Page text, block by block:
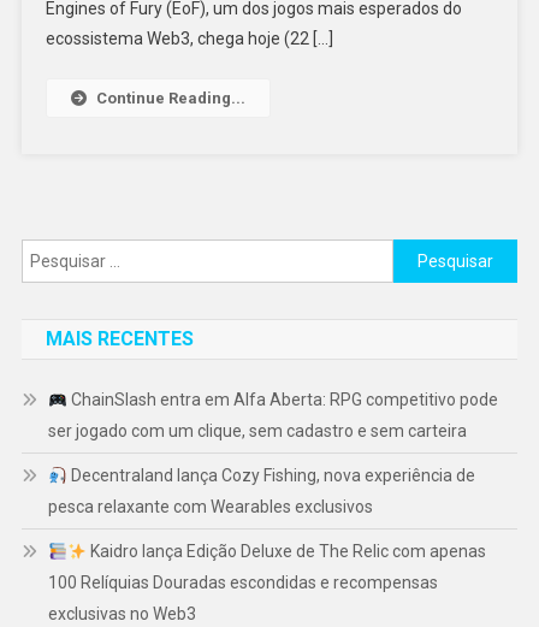
Lançado
Na
Games
Engines of Fury (EoF), um dos jogos mais esperados do
ecossistema Web3, chega hoje (22 […]
Continue Reading...
Pesquisar
por:
MAIS RECENTES
ChainSlash entra em Alfa Aberta: RPG competitivo pode
ser jogado com um clique, sem cadastro e sem carteira
Decentraland lança Cozy Fishing, nova experiência de
pesca relaxante com Wearables exclusivos
Kaidro lança Edição Deluxe de The Relic com apenas
100 Relíquias Douradas escondidas e recompensas
exclusivas no Web3